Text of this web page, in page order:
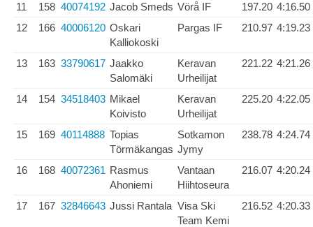
11
158 40074192 Jacob Smeds Vörå IF 197.20 4:16.50
12
166 40006120 Oskari
Kalliokoski
Pargas IF 210.97 4:19.23
13 163 33790617 Jaakko
Salomäki
Keravan
Urheilijat
221.22 4:21.26
14 154 34518403 Mikael
Koivisto
Keravan
Urheilijat
225.20 4:22.05
15 169 40114888 Topias
Törmäkangas
Sotkamon
Jymy
238.78 4:24.74
16 168 40072361 Rasmus
Ahoniemi
Vantaan
Hiihtoseura
216.07 4:20.24
17 167 32846643 Jussi Rantala Visa Ski
Team Kemi
216.52 4:20.33